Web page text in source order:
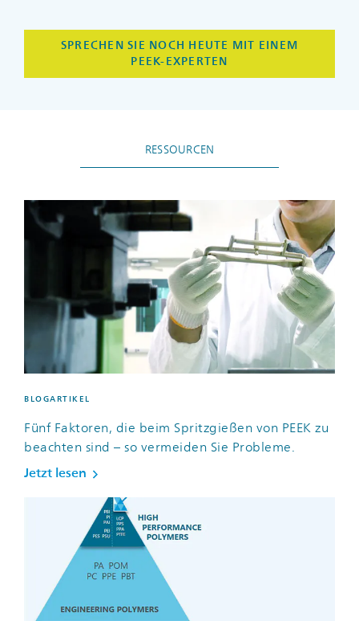
SPRECHEN SIE NOCH HEUTE MIT EINEM
PEEK-EXPERTEN
RESSOURCEN
BLOGARTIKEL
Fünf Faktoren, die beim Spritzgießen von PEEK zu
beachten sind – so vermeiden Sie Probleme.
Jetzt lesen